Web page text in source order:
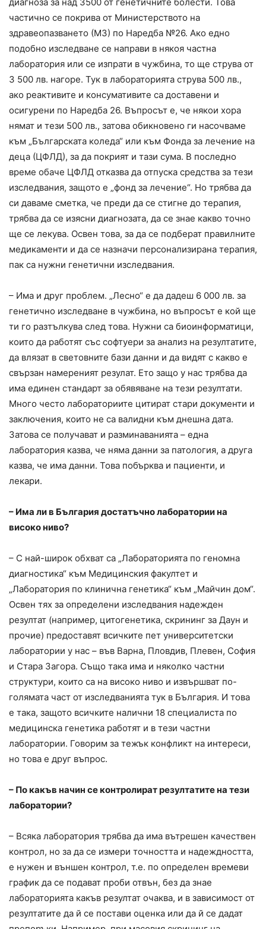
частично се покрива от Министерството на
здравеопазването (МЗ) по Наредба №26. Ако едно
подобно изследване се направи в някоя частна
лаборатория или се изпрати в чужбина, то ще струва от
3 500 лв. нагоре. Тук в лабораторията струва 500 лв.,
ако реактивите и консумативите са доставени и
осигурени по Наредба 26. Въпросът е, че някои хора
нямат и тези 500 лв., затова обикновено ги насочваме
към „Българската коледа“ или към Фонда за лечение на
деца (ЦФЛД), за да покрият и тази сума. В последно
време обаче ЦФЛД отказва да отпуска средства за тези
изследвания, защото е „фонд за лечение“. Но трябва да
си даваме сметка, че преди да се стигне до терапия,
трябва да се изясни диагнозата, да се знае какво точно
ще се лекува. Освен това, за да се подберат правилните
медикаменти и да се назначи персонализирана терапия,
пак са нужни генетични изследвания.
– Има и друг проблем. „Лесно“ е да дадеш 6 000 лв. за
генетично изследване в чужбина, но въпросът е кой ще
ти го разтълкува след това. Нужни са биоинформатици,
които да работят със софтуери за анализ на резултатите,
да влязат в световните бази данни и да видят с какво е
свързан намереният резулат. Ето защо у нас трябва да
има единен стандарт за обявяване на тези резултати.
Много често лабораториите цитират стари документи и
заключения, които не са валидни към днешна дата.
Затова се получават и разминаванията – една
лаборатория казва, че няма данни за патология, а друга
казва, че има данни. Това побърква и пациенти, и
лекари.
– Има ли в България достатъчно лаборатории на
високо ниво?
– С най-широк обхват са „Лабораторията по геномна
диагностика“ към Медицинския факултет и
„Лаборатория по клинична генетика“ към „Майчин дом“.
Освен тях за определени изследвания надежден
резултат (например, цитогенетика, скрининг за Даун и
прочие) предоставят всичките пет университетски
лаборатории у нас – във Варна, Пловдив, Плевен, София
и Стара Загора. Също така има и няколко частни
структури, които са на високо ниво и извършват по-
голямата част от изследванията тук в България. И това
е така, защото всичките налични 18 специалиста по
медицинска генетика работят и в тези частни
лаборатории. Говорим за тежък конфликт на интереси,
но това е друг въпрос.
– По какъв начин се контролират резултатите на тези
лаборатории?
– Всяка лаборатория трябва да има вътрешен качествен
контрол, но за да се измери точността и надеждността,
е нужен и външен контрол, т.е. по определен времеви
график да се подават проби отвън, без да знае
лабораторията какъв резултат очаква, и в зависимост от
резултатите да й се постави оценка или да й се дадат